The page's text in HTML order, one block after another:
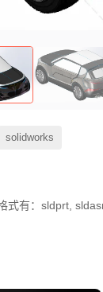
solidworks
式有：sldprt,